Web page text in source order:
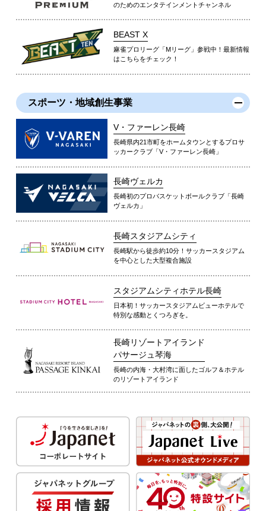
のためのエンタテインメントチャンネル
BEAST X
麻雀プロリーグ「Mリーグ」参戦中！最新情報
はこちらをチェック！
スポーツ・地域創生事業
V・ファーレン長崎
長崎県内21市町をホームタウンとするプロサ
ッカークラブ「V・ファーレン長崎」
長崎ヴェルカ
長崎初のプロバスケットボールクラブ「長崎
ヴェルカ」
長崎スタジアムシティ
長崎駅から徒歩約10分！サッカースタジアム
を中心とした大型複合施設
スタジアムシティホテル長崎
日本初！サッカースタジアムビューホテルで
特別な感動とくつろぎを。
長崎リゾートアイランド
パサージュ琴海
長崎の内海・大村湾に面したゴルフ＆ホテル
のリゾートアイランド